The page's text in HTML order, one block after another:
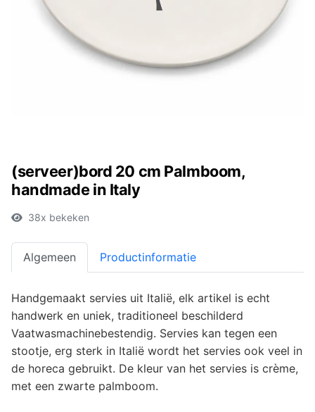
(serveer)bord 20 cm Palmboom,
handmade in Italy
38x bekeken
Algemeen Productinformatie
Handgemaakt servies uit Italië, elk artikel is echt
handwerk en uniek, traditioneel beschilderd
Vaatwasmachinebestendig. Servies kan tegen een
stootje, erg sterk in Italië wordt het servies ook veel in
de horeca gebruikt. De kleur van het servies is crème,
met een zwarte palmboom.